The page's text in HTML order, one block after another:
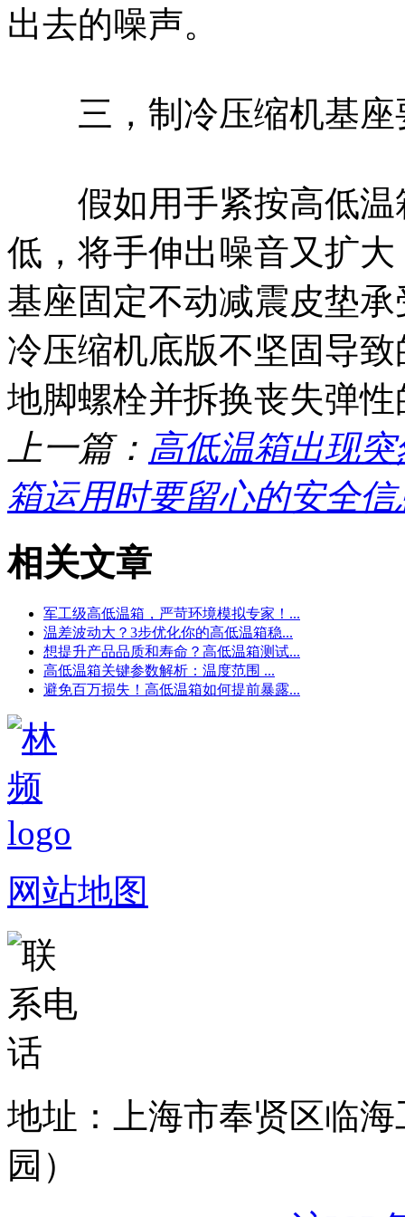
出去的噪声。
三，制冷压缩机基座
假如用手紧按高低温
低，将手伸出噪音又扩
基座固定不动减震皮垫
冷压缩机底版不坚固导
地脚螺栓并拆换丧失弹
上一篇： 高低温箱出现
箱运用时要留心的安全信
相关文章
军工级高低温箱，严苛环境模拟专家！...
温差波动大？3步优化你的高低温箱稳...
想提升产品品质和寿命？高低温箱测试...
高低温箱关键参数解析：温度范围 ...
避免百万损失！高低温箱如何提前暴露...
网站地图
地址：上海市奉贤区临
园）